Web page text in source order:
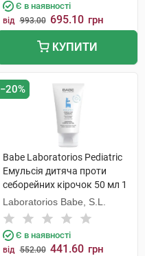
Є в наявності
від 993.00 695.10 грн
КУПИТИ
−20%
Babe Laboratorios Pediatric
Емульсія дитяча проти
себорейних кірочок 50 мл 1
туба
Laboratorios Babe, S.L.
Є в наявності
від 552.00 441.60 грн